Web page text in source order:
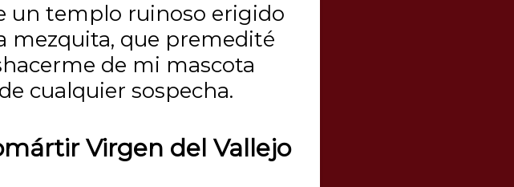
un templo ruinoso erigido
mezquita, que premedité
de mi mascota
cualquier sospecha.
Virgen del Vallejo